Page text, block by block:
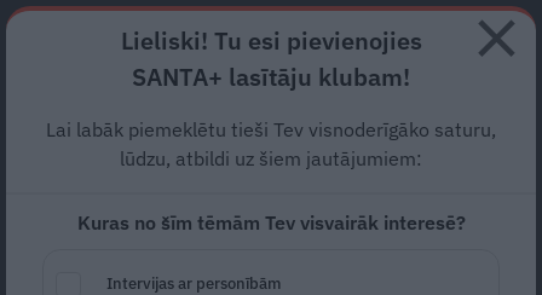
Abonē
Lieliski! Tu esi pievienojies
SANTA+ lasītāju klubam!
Lai labāk piemeklētu tieši Tev visnoderīgāko saturu,
lūdzu, atbildi uz šiem jautājumiem:
Kuras no šīm tēmām Tev visvairāk interesē?
Intervijas ar personībām